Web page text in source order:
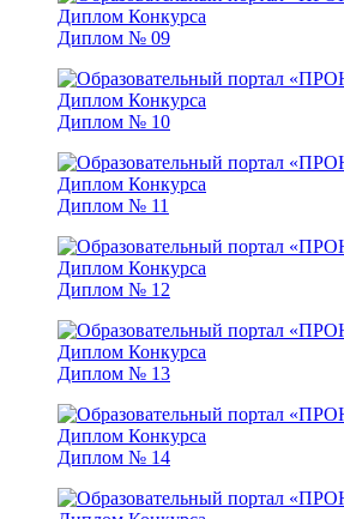
Диплом № 09
Диплом № 10
Диплом № 11
Диплом № 12
Диплом № 13
Диплом № 14